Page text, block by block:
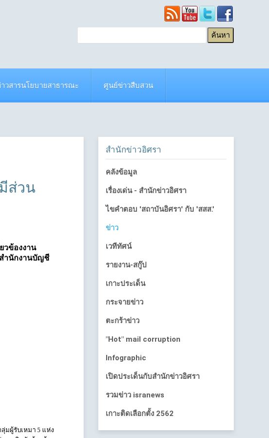
วสารนโยบายสาธารณะ ศูนย์ข่าวสืบสวน
ส่วน
วข้องงาน
ำนักงานบัญชี
มผู้รับเหมา 5 แห่ง
สำนักข่าวอิศรา
คลังข้อมูล
เรื่องเด่น - สำนักข่าวอิศรา
ไขคำตอบ 'สถาบันอิศรา' กับ 'สสส.'
ข่าว
เวทีทัศน์
รายงาน-สกู๊ป
เกาะประเด็น
กระจายข่าว
ตะกร้าข่าว
"Hot" mail corruption
Infographic
เปิดประเด็นกับสำนักข่าวอิศรา
รวมข่าว isranews
เกาะติดเลือกตั้ง 2562